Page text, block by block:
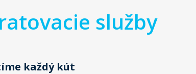
služby
každý kút